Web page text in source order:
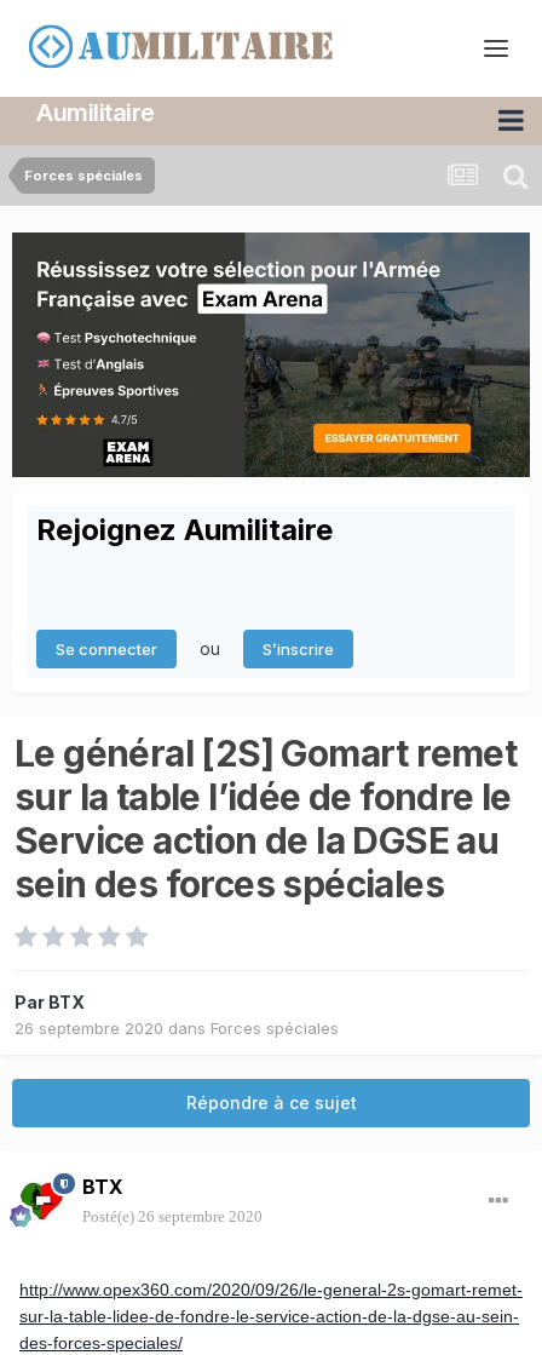
Aumilitaire
Forces spéciales
Rejoignez Aumilitaire
Se connecter ou S’inscrire
Le général [2S] Gomart remet
sur la table l’idée de fondre le
Service action de la DGSE au
sein des forces spéciales
Par BTX
26 septembre 2020 dans Forces spéciales
Répondre à ce sujet
BTX
Posté(e) 26 septembre 2020
http://www.opex360.com/2020/09/26/le-general-2s-gomart-remet-
sur-la-table-lidee-de-fondre-le-service-action-de-la-dgse-au-sein-
des-forces-speciales/